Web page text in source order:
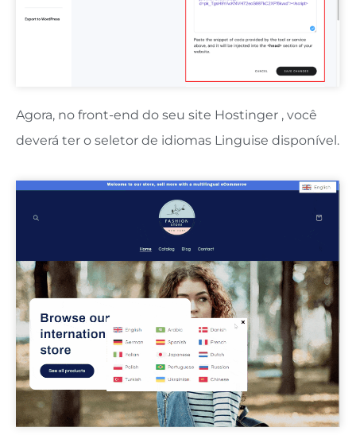
Agora, no front-end do seu site Hostinger , você
deverá ter o seletor de idiomas Linguise disponível.